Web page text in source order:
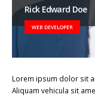
Rick Edward Doe
WEB DEVELOPER
Lorem ipsum dolor sit
Aliquam vehicula sit